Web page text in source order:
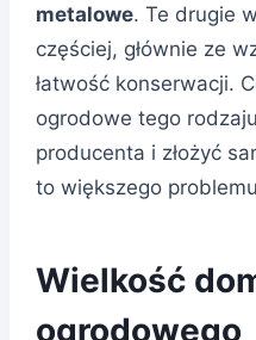
metalowe. Te drugie
częściej, głównie ze
łatwość konserwacji.
ogrodowe tego
producenta i złożyć
to większego
Wielkość
ogrodowego